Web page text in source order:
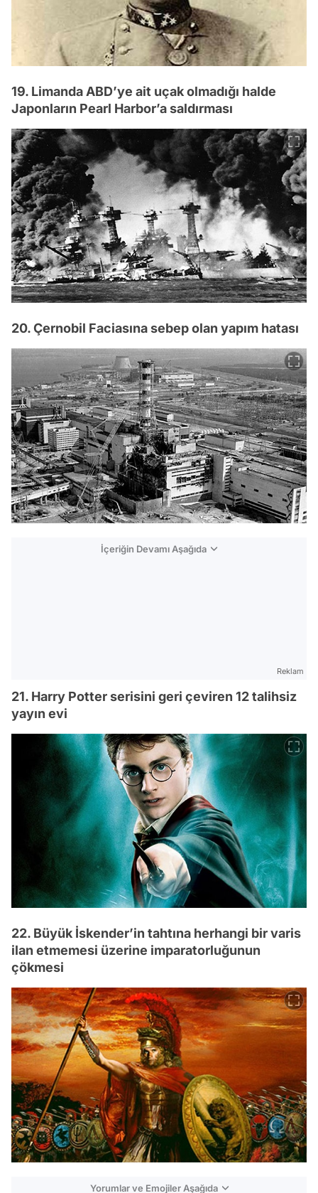
19. Limanda ABD’ye ait uçak olmadığı halde
Japonların Pearl Harbor’a saldırması
20. Çernobil Faciasına sebep olan yapım hatası
İçeriğin Devamı Aşağıda
Reklam
21. Harry Potter serisini geri çeviren 12 talihsiz
yayın evi
22. Büyük İskender’in tahtına herhangi bir varis
ilan etmemesi üzerine imparatorluğunun
çökmesi
Yorumlar ve Emojiler Aşağıda